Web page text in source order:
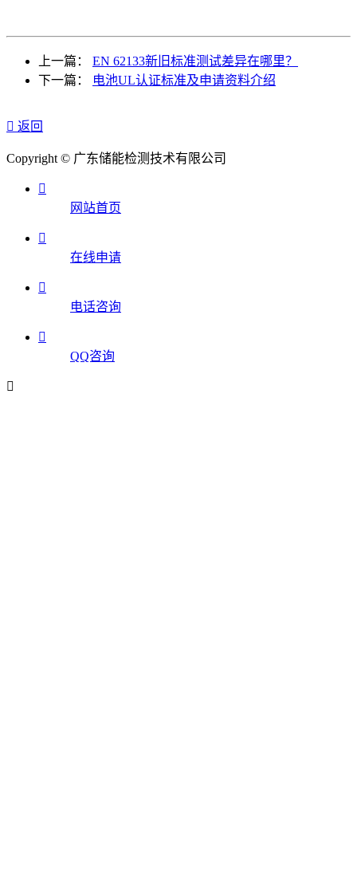
上一篇： EN 62133新旧标准测试差异在哪里？
下一篇：
电池UL认证标准及申请资料介绍
 返回
Copyright © 广东储能检测技术有限公司

网站首页

在线申请

电话咨询

QQ咨询
